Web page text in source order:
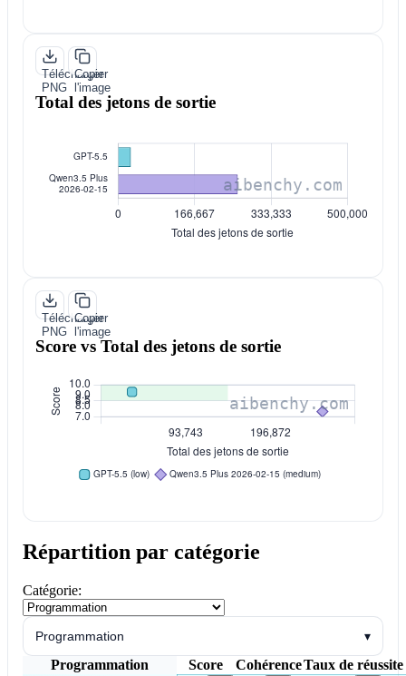
Télécharger
PNG
Copier
l'image
Total des jetons de sortie
Télécharger
PNG
Copier
l'image
Score vs Total des jetons de sortie
Répartition par catégorie
Catégorie:
Programmation ▾
Programmation Score CohérenceTaux de